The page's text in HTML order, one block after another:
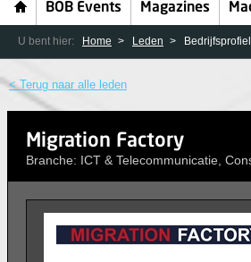
BOB Events Magazines
U bent hier: Home Leden Bedrijfsprofiel
< Terug naar alle leden
Migration Factory
Branche: ICT & Telecommunicatie,